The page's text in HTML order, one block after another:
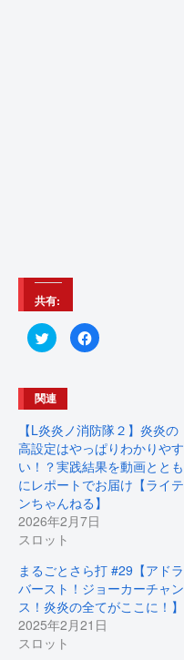
共有:
ク
リ
て
T
w
t
t
e
r
で
共
有
(
新
し
い
ィ
ン
ド
ウ
で
開
き
ま
す
F
a
で
共
有
す
る
に
は
ク
リ
ッ
ク
く
だ
さ
い
(
新
し
関連
【L炎炎ノ消防隊２】炎炎の
高設定はやっぱりわかりやす
い！？実践結果を動画ととも
にレポートでお届け【ライテ
ンちゃんねる】
2026年2月7日
スロット
まるごとさら打 #29【アドラ
バースト！ジョーカーチャン
ス！炎炎の全てがここに！】
2025年2月21日
スロット